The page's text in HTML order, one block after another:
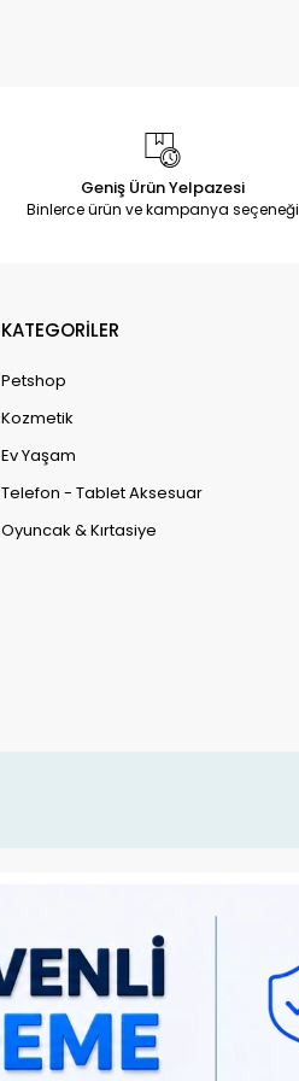
Geniş Ürün Yelpazesi
Binlerce ürün ve kampanya seçeneği
KATEGORİLER
Petshop
Kozmetik
Ev Yaşam
Telefon - Tablet Aksesuar
Oyuncak & Kırtasiye